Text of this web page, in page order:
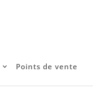
Points de vente